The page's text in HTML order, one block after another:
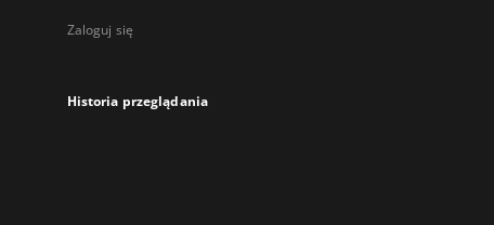
Zaloguj się
Historia przeglądania